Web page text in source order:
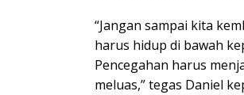
“Jangan sampai kita
harus hidup di bawah
Pencegahan harus
meluas,” tegas Daniel